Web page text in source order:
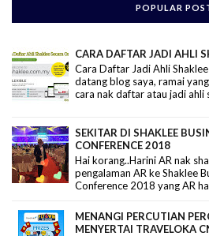
POPULAR
CARA DAFTAR JADI AHLI
Cara Daftar Jadi Ahli
datang blog saya, ramai
cara nak daftar atau jadi ahli
SEKITAR DI SHAKLEE
CONFERENCE 2018
Hai korang..Harini AR nak
pengalaman AR ke Shaklee
Conference 2018 yang AR
MENANGI PERCUTIAN
MENYERTAI TRAVELOKA